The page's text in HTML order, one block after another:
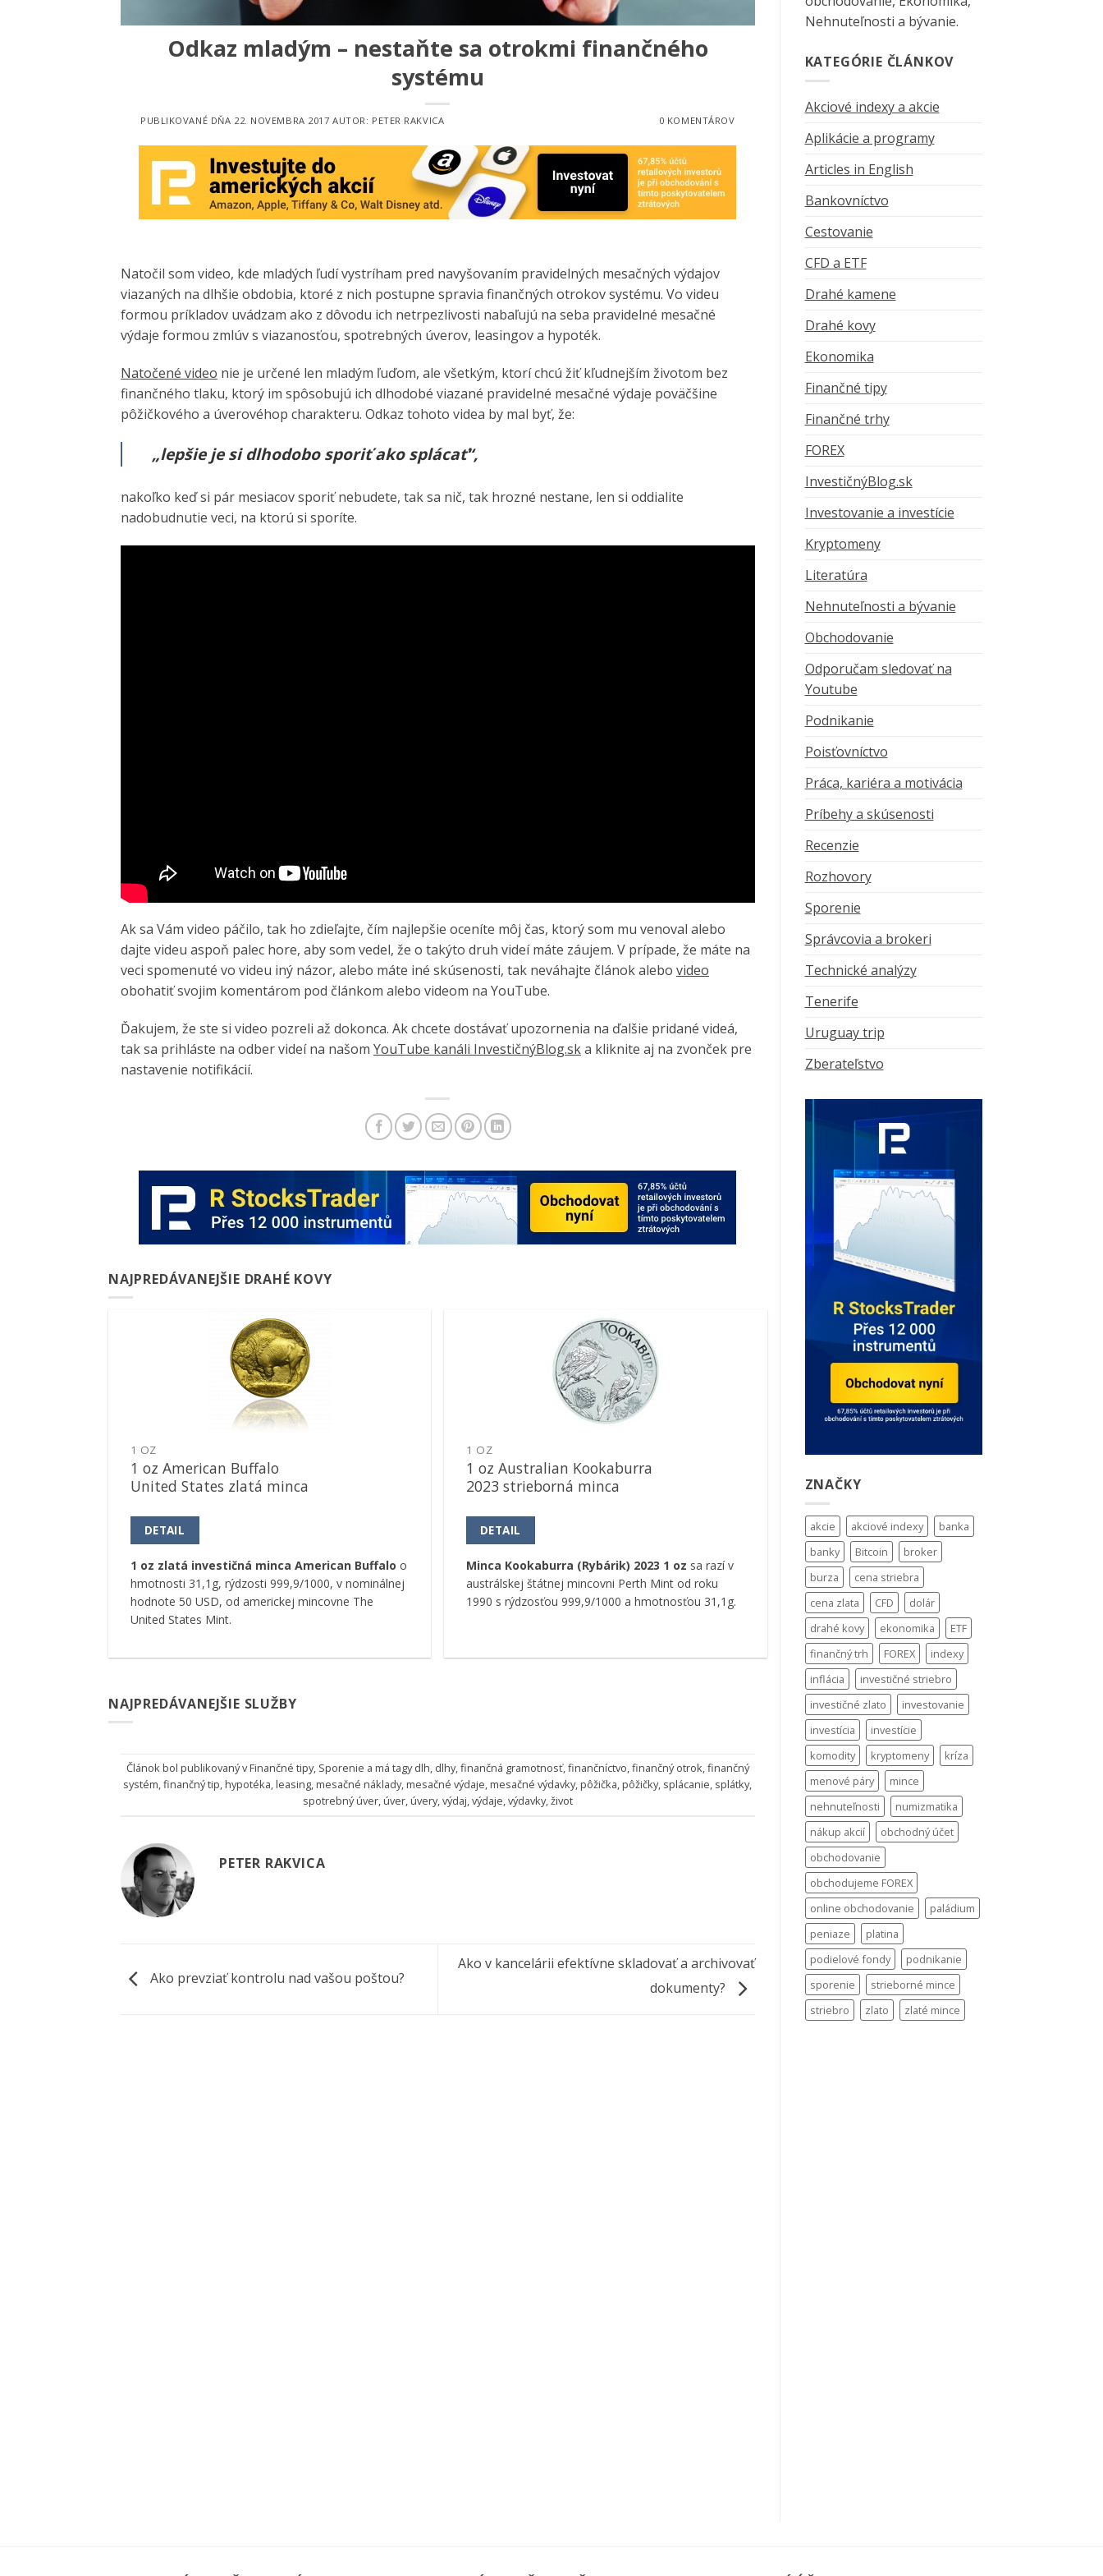
Odkaz mladým – nestaňte sa otrokmi finančného
systému
PUBLIKOVANÉ DŇA 22. NOVEMBRA 2017 AUTOR: PETER RAKVICA 0 KOMENTÁROV
Natočil som video, kde mladých ľudí vystríham pred navyšovaním pravidelných mesačných výdajov
viazaných na dlhšie obdobia, ktoré z nich postupne spravia finančných otrokov systému. Vo videu
formou príkladov uvádzam ako z dôvodu ich netrpezlivosti nabaľujú na seba pravidelné mesačné
výdaje formou zmlúv s viazanosťou, spotrebných úverov, leasingov a hypoték.
Natočené video nie je určené len mladým ľuďom, ale všetkým, ktorí chcú žiť kľudnejším životom bez
finančného tlaku, ktorý im spôsobujú ich dlhodobé viazané pravidelné mesačné výdaje poväčšine
pôžičkového a úverovéhop charakteru. Odkaz tohoto videa by mal byť, že:
„lepšie je si dlhodobo sporiť ako splácať“,
nakoľko keď si pár mesiacov sporiť nebudete, tak sa nič, tak hrozné nestane, len si oddialite
nadobudnutie veci, na ktorú si sporíte.
Ak sa Vám video páčilo, tak ho zdieľajte, čím najlepšie oceníte môj čas, ktorý som mu venoval alebo
dajte videu aspoň palec hore, aby som vedel, že o takýto druh videí máte záujem. V prípade, že máte na
veci spomenuté vo videu iný názor, alebo máte iné skúsenosti, tak neváhajte článok alebo video
obohatiť svojim komentárom pod článkom alebo videom na YouTube.
Ďakujem, že ste si video pozreli až dokonca. Ak chcete dostávať upozornenia na ďalšie pridané videá,
tak sa prihláste na odber videí na našom YouTube kanáli InvestičnýBlog.ska kliknite aj na zvonček pre
nastavenie notifikácií.
NAJPREDÁVANEJŠIE DRAHÉ KOVY
Pridať k
obľúbeným
1 OZ
1 oz American Buffalo
United States zlatá minca
DETAIL
1 oz zlatá investičná minca American Buffalo o
hmotnosti 31,1g, rýdzosti 999,9/1000, v nominálnej
hodnote 50 USD, od americkej mincovne The
United States Mint.
Pridať k
obľúbeným
1 OZ
1 oz Australian Kookaburra
2023 strieborná minca
DETAIL
Minca Kookaburra (Rybárik) 2023 1 oz sa razí v
austrálskej štátnej mincovni Perth Mint od roku
1990 s rýdzosťou 999,9/1000 a hmotnosťou 31,1g.
NAJPREDÁVANEJŠIE SLUŽBY
Článok bol publikovaný vFinančné tipy, Sporenie a má tagydlh, dlhy,finančná gramotnosť,finančníctvo,finančný otrok,finančný
systém,finančný tip,hypotéka,leasing,mesačné náklady,mesačné výdaje,mesačné výdavky,pôžička,pôžičky, splácanie, splátky,
spotrebný úver,úver,úvery,výdaj,výdaje,výdavky,život
PETER RAKVICA
Ako prevziať kontrolu nad vašou poštou?
Ako v kancelárii efektívne skladovať a archivovať
dokumenty?
Nehnuteľnosti a bývanie.
KATEGÓRIE ČLÁNKOV
Akciové indexy a akcie
Aplikácie a programy
Articles in English
Bankovníctvo
Cestovanie
CFD a ETF
Drahé kamene
Drahé kovy
Ekonomika
Finančné tipy
Finančné trhy
FOREX
InvestičnýBlog.sk
Investovanie a investície
Kryptomeny
Literatúra
Nehnuteľnosti a bývanie
Obchodovanie
Odporučam sledovať na
Youtube
Podnikanie
Poisťovníctvo
Práca, kariéra a motivácia
Príbehy a skúsenosti
Recenzie
Rozhovory
Sporenie
Správcovia a brokeri
Technické analýzy
Tenerife
Uruguay trip
Zberateľstvo
ZNAČKY
akcie akciové indexy
banka
banky
Bitcoin
broker
burza
cena striebra
cena zlata
CFD
dolár
drahé kovy
ekonomika
ETF
finančný trh
FOREX
indexy
inflácia
investičné striebro
investičné zlato
investovanie
investícia
investície
komodity
kryptomeny
kríza
menové páry
mince
nehnuteľnosti
numizmatika
nákup akcií
obchodný účet
obchodovanie
obchodujeme FOREX
online obchodovanie
paládium
peniaze
platina
podielové fondy
podnikanie
sporenie
strieborné mince
striebro
zlato zlaté mince